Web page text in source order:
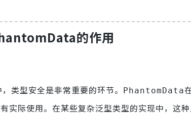
的作用
类型安全是非常重要的环节。 PhantomData
实际使用。在某些复杂泛型类型的实现中，这